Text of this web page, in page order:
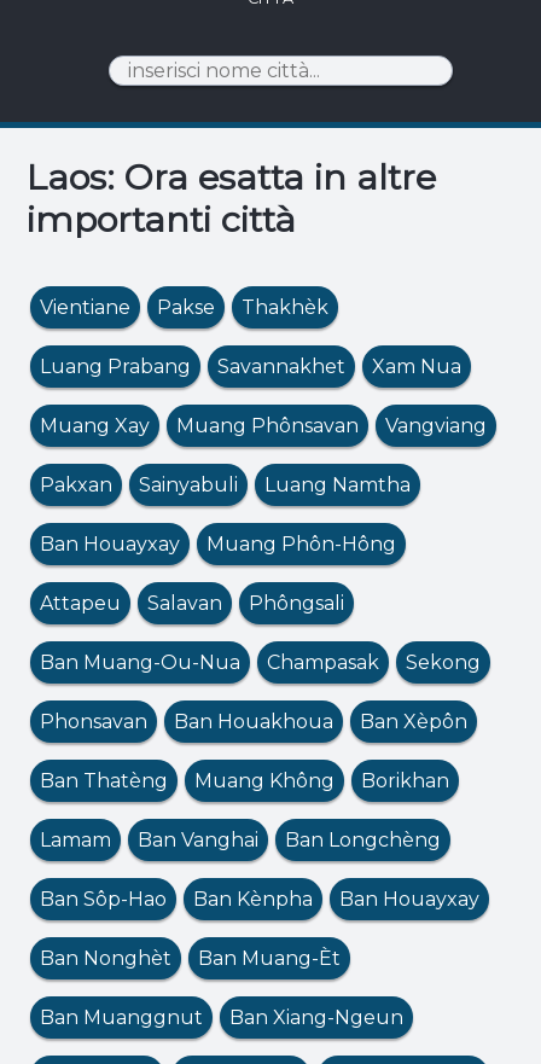
Laos: Ora esatta in altre
importanti città
Vientiane Pakse Thakhèk
Luang Prabang Savannakhet Xam Nua
Muang Xay Muang Phônsavan Vangviang
Pakxan Sainyabuli Luang Namtha
Ban Houayxay Muang Phôn-Hông
Attapeu Salavan Phôngsali
Ban Muang-Ou-Nua Champasak Sekong
Phonsavan Ban Houakhoua Ban Xèpôn
Ban Thatèng Muang Không Borikhan
Lamam Ban Vanghai Ban Longchèng
Ban Sôp-Hao Ban Kènpha Ban Houayxay
Ban Nonghèt Ban Muang-Èt
Ban Muanggnut Ban Xiang-Ngeun